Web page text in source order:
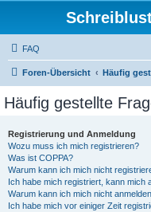
FAQ
Foren-Übersicht Häufig
Häufig gestellte
Registrierung und Anmeldung
Wozu muss ich mich registrieren?
Was ist COPPA?
Warum kann ich mich nicht
Ich habe mich registriert, kann mich
Warum kann ich mich nicht
Ich habe mich vor einiger Zeit